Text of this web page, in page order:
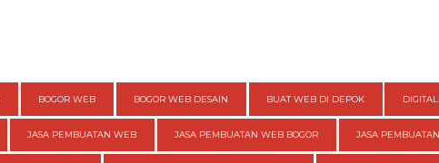
BOGOR WEB BOGOR WEB DESAIN BUAT WEB DI DEPOK
JASA PEMBUATAN WEB JASA PEMBUATAN WEB BOGOR JASA